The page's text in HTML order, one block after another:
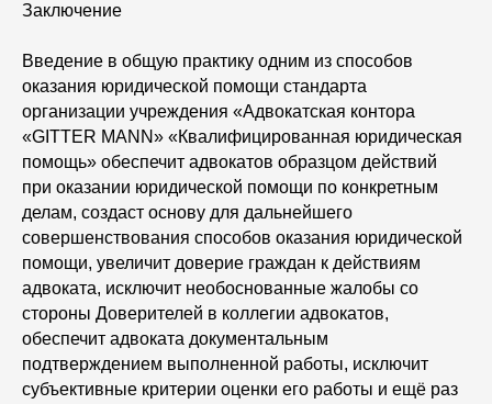
Заключение
Введение в общую практику одним из способов
оказания юридической помощи стандарта
организации учреждения «Адвокатская контора
«GITTER MANN» «Квалифицированная юридическая
помощь» обеспечит адвокатов образцом действий
при оказании юридической помощи по конкретным
делам, создаст основу для дальнейшего
совершенствования способов оказания юридической
помощи, увеличит доверие граждан к действиям
адвоката, исключит необоснованные жалобы со
стороны Доверителей в коллегии адвокатов,
обеспечит адвоката документальным
подтверждением выполненной работы, исключит
субъективные критерии оценки его работы и ещё раз